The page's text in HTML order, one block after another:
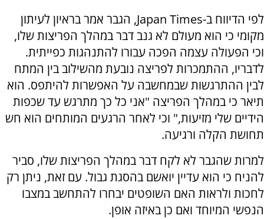
לפי הדיווח ב-Japan Times, הגבר אמר בראיון לעיתון
מקומי כי הוא מעולם לא גנב דבר במהלך הפריצות שלו,
וכי הפעולה עצמה הפכה עבורו להתנהגות כפייתית.
לדבריו, ההתמכרות לפריצה נובעת מהשילוב בין המתח
לבין ההתרגשות שבמחשבה על האפשרות להיתפס. הוא
תיאר כי במהלך הפריצה "אני כל כך מתרגש עד שכפות
הידיים שלי מזיעות," וכי לאחר הרגעים המותחים הוא חש
תחושת הקלה ורגיעה.
למרות שהגבר לא לקח דבר במהלך הפריצות שלו, סביר
להניח כי הוא עדיין יואשם בהסגת גבול. עם זאת, ניתן רק
לחכות ולראות האם השופטים יבחרו להתחשב במצבו
הנפשי המיוחד ואם כן באיזה אופן.